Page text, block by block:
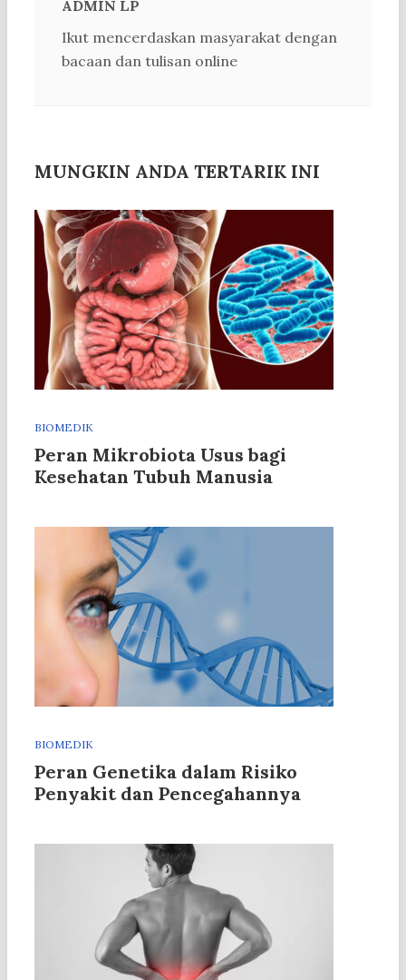
ADMIN LP
Ikut mencerdaskan masyarakat dengan
bacaan dan tulisan online
MUNGKIN ANDA TERTARIK INI
BIOMEDIK
Peran Mikrobiota Usus bagi
Kesehatan Tubuh Manusia
BIOMEDIK
Peran Genetika dalam Risiko
Penyakit dan Pencegahannya